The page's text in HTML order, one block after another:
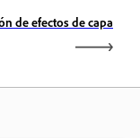
de efectos de capa